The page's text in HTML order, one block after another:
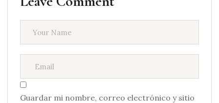
Guardar mi nombre, correo electrónico y sitio